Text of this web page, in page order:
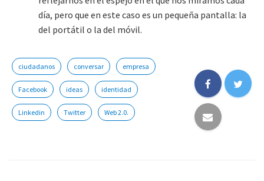
día, pero que en este caso es un pequeña pantalla: la
del portátil o la del móvil.
ciudadanos conversar empresa
Facebook ideas identidad
Linkedin Twitter Web 2.0.